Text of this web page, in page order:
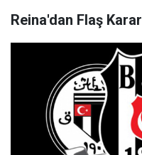
Reina'dan Flaş Karar